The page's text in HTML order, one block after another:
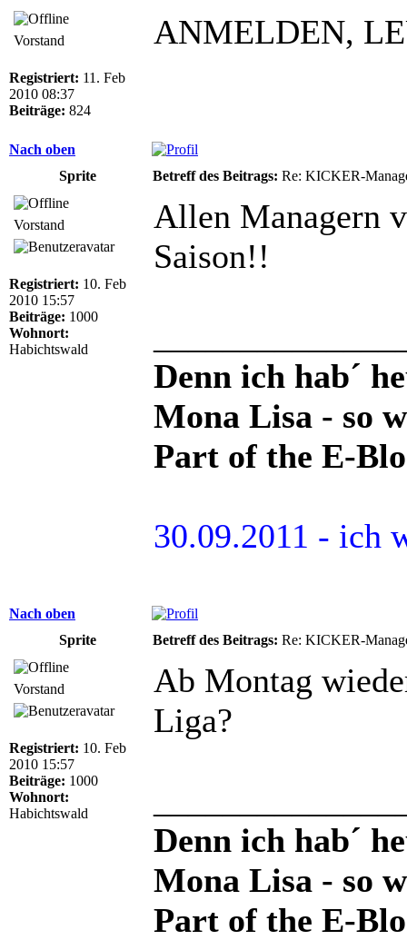
Vorstand
Registriert: 11. Feb
2010 08:37
Beiträge: 824
ANMELDEN,
Nach oben
Sprite
Betreff des Beitrags: Re: KICKER-
Vorstand
Registriert: 10. Feb
2010 15:57
Beiträge: 1000
Wohnort:
Habichtswald
Allen Managern
Saison!!
Denn ich hab´
Mona Lisa - so
Part of the E-
30.09.2011 - ich
Nach oben
Sprite
Betreff des Beitrags: Re: KICKER-
Vorstand
Registriert: 10. Feb
2010 15:57
Beiträge: 1000
Wohnort:
Habichtswald
Ab Montag
Liga?
Denn ich hab´
Mona Lisa - so
Part of the E-